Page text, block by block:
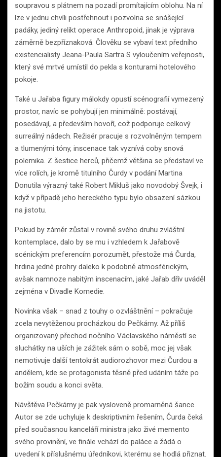
soupravou s plátnem na pozadí promítajícím oblohu. Na ní
lze v jednu chvíli postřehnout i pozvolna se snášející
padáky, jediný relikt operace Anthropoid, jinak je výprava
záměrně bezpříznaková. Člověku se vybaví text předního
existencialisty Jeana-Paula Sartra S vyloučením veřejnosti,
který své mrtvé umístil do pekla s konturami hotelového
pokoje.
Také u Jařaba figury málokdy opustí scénografií vymezený
prostor, navíc se pohybují jen minimálně: postávají,
posedávají, a především hovoří, což podporuje celkový
surreálný nádech. Režisér pracuje s rozvolněným tempem
a tlumenými tóny, inscenace tak vyznívá coby snová
polemika. Z šestice herců, přičemž většina se představí ve
více rolích, je kromě titulního Čurdy v podání Martina
Donutila výrazný také Robert Mikluš jako novodobý Švejk, i
když v případě jeho hereckého typu bylo obsazení sázkou
na jistotu.
Pokud by záměr zůstal v rovině svého druhu zvláštní
kontemplace, dalo by se mu i vzhledem k Jařabově
scénickým preferencím porozumět, přestože má Čurda,
hrdina jedné prohry daleko k podobně atmosférickým,
avšak namnoze nabitým inscenacím, jaké Jařab dřív uváděl
zejména v Divadle Komedie.
Novinka však – snad z touhy o ozvláštnění – pokračuje
zcela nevytěženou procházkou do Pečkárny. Až příliš
organizovaný přechod nočního Václavského náměstí se
sluchátky na uších je zážitek sám o sobě, moc jej však
nemotivuje další tentokrát audiorozhovor mezi Čurdou a
andělem, kde se protagonista těsně před udáním táže po
božím soudu a konci světa.
Návštěva Pečkárny je pak vysloveně promarněná šance.
Autor se zde uchyluje k deskriptivním řešením, Čurda čeká
před současnou kanceláří ministra jako živé memento
svého provinění, ve finále vchází do paláce a žádá o
uvedení k příslušnému úředníkovi, kterému se hodlá přiznat.